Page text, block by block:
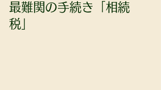
最難関の手続き「相続
税」